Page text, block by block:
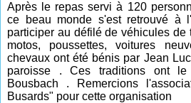
Après le repas servi à 120
ce beau monde s'est retrouvé à
participer au défilé de véhicules de
motos, poussettes, voitures
chevaux ont été bénis par Jean
paroisse . Ces traditions ont
Bousbach . Remercions
Busards" pour cette organisation